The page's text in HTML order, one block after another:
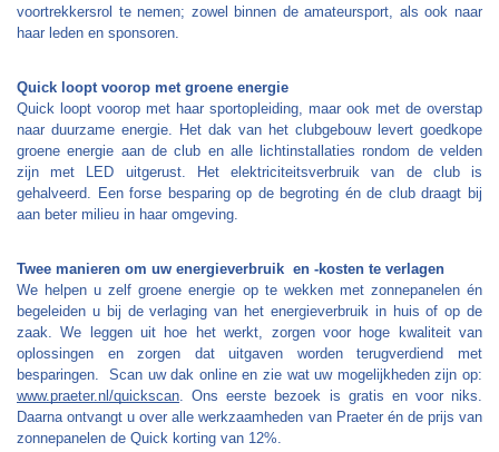
voortrekkersrol te nemen; zowel binnen de amateursport, als ook naar
haar leden en sponsoren.
Quick loopt voorop met groene energie
Quick loopt voorop met haar sportopleiding, maar ook met de overstap
naar duurzame energie. Het dak van het clubgebouw levert goedkope
groene energie aan de club en alle lichtinstallaties rondom de velden
zijn met LED uitgerust. Het elektriciteitsverbruik van de club is
gehalveerd. Een forse besparing op de begroting én de club draagt bij
aan beter milieu in haar omgeving.
Twee manieren om uw energieverbruik  en -kosten te verlagen
We helpen u zelf groene energie op te wekken met zonnepanelen én
begeleiden u bij de verlaging van het energieverbruik in huis of op de
zaak. We leggen uit hoe het werkt, zorgen voor hoge kwaliteit van
oplossingen en zorgen dat uitgaven worden terugverdiend met
www.praeter.nl/quickscan. Ons eerste bezoek is gratis en voor niks.
Daarna ontvangt u over alle werkzaamheden van Praeter én de prijs van
zonnepanelen de Quick korting van 12%.